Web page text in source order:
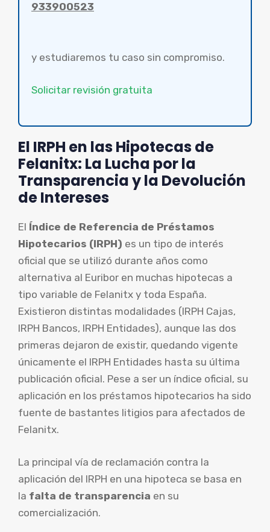
933900523
y estudiaremos tu caso sin compromiso.
Solicitar revisión gratuita
El IRPH en las Hipotecas de
Felanitx: La Lucha por la
Transparencia y la Devolución
de Intereses
El Índice de Referencia de Préstamos
Hipotecarios (IRPH) es un tipo de interés
oficial que se utilizó durante años como
alternativa al Euribor en muchas hipotecas a
tipo variable de Felanitx y toda España.
Existieron distintas modalidades (IRPH Cajas,
IRPH Bancos, IRPH Entidades), aunque las dos
primeras dejaron de existir, quedando vigente
únicamente el IRPH Entidades hasta su última
publicación oficial. Pese a ser un índice oficial, su
aplicación en los préstamos hipotecarios ha sido
fuente de bastantes litigios para afectados de
Felanitx.
La principal vía de reclamación contra la
aplicación del IRPH en una hipoteca se basa en
la falta de transparencia en su
comercialización.